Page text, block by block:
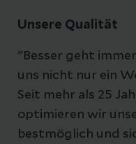
Unsere Qualität
"Besser geht
uns nicht nur ein
Seit mehr als 25
optimieren wir
bestmöglich und